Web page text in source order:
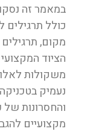
במאמר זה
כולל תרגילים
מקום,
הציוד
משקולות לאלו
נעמיק
והחסרונות של
מקצועיים